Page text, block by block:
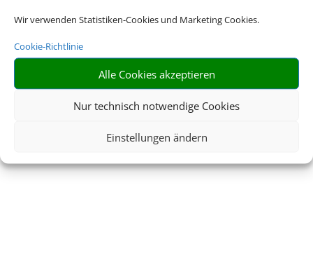
Wir verwenden Statistiken-Cookies und Marketing Cookies.
Cookie-Richtlinie
Alle Cookies akzeptieren
Nur technisch notwendige Cookies
Einstellungen ändern